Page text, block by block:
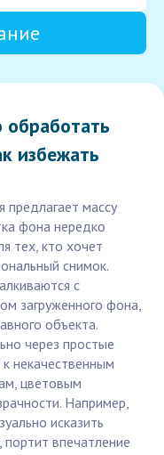
избежать
массу
фона нередко
тех, кто хочет
снимок.
с
загруженного фона,
объекта.
через простые
некачественным
цветовым
Например,
исказить
впечатление